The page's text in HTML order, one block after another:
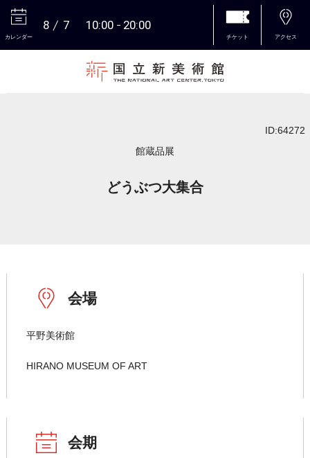
カレンダー
8 7 10:00 20:00
チケット アクセス
ID:64272
館蔵品展
どうぶつ大集合
会場
平野美術館
HIRANO MUSEUM OF ART
会期